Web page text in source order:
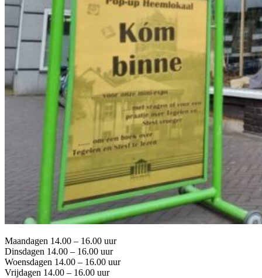
Maandagen 14.00 – 16.00 uur
Dinsdagen 14.00 – 16.00 uur
Woensdagen 14.00 – 16.00 uur
Vrijdagen 14.00 – 16.00 uur